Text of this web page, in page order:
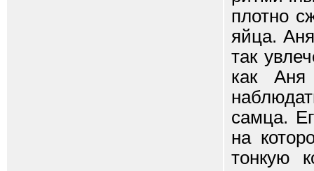
плотно
яйца.
так
как Аня
самца.
на
тонкую